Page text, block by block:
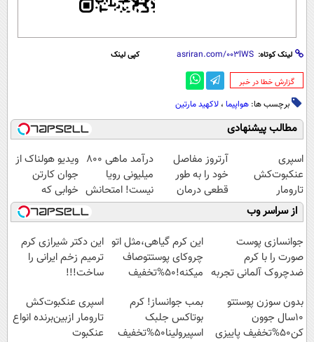
لینک کوتاه: کپی لینک
‌گزارش خطا در خبر
برچسب ها: هواپیما ، لاکهید مارتین
مطالب پیشنهادی
اسپری
عنکبوت‌‌کش
تارومار
ازبین‌برنده انواع
عنکبوت
آرتروز مفاصل
خود را به طور
قطعی درمان
کنید!
◗پرسش‌نامه◖
درآمد ماهی 800
میلیونی رویا
نیست! امتحانش
مجانیه😉
ویدیو هولناک از
جوان کارتن
خوابی که
میلیاردر شد.
آموزش رایگان
از سراسر وب
جوانسازی پوست
صورت را با کرم
ضدچروک آلمانی تجربه
این کرم گیاهی،مثل اتو
چروکای پوستتوصاف
میکنه!50%تخفیف
این دکتر شیرازی کرم
ترمیم زخم ایرانی را
ساخت!!!
بدون سوزن پوستتو
10سال جوون
کن50%تخفیف پاییزی
بمب جوانساز! کرم
بوتاکس جلبک
اسپیرولینا50%تخفیف
اسپری عنکبوت‌‌کش
تارومار ازبین‌برنده انواع
عنکبوت